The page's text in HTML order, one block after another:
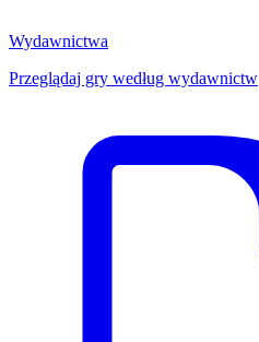
Wydawnictwa
Przeglądaj gry według wydawnictw